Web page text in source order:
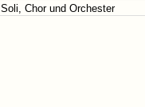
Soli, Chor und Orchester